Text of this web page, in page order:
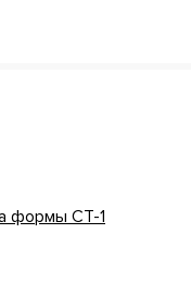
формы СТ-1